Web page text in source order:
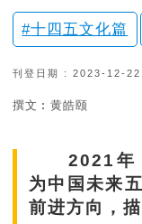
十四五文化篇
刊登日期 : 2023-12-22
撰文︰黄皓颐
2021年，
为中国未来
前进方向，